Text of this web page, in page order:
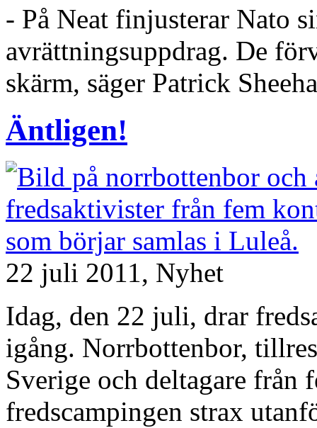
- På Neat finjusterar Nato
avrättningsuppdrag. De
skärm, säger Patrick
Äntligen!
22 juli 2011, Nyhet
Idag, den 22 juli, drar
igång. Norrbottenbor,
Sverige och deltagare från
fredscampingen strax